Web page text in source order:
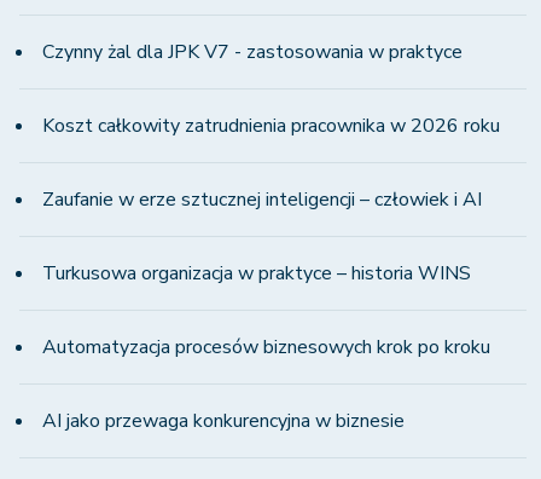
Czynny żal dla JPK V7 - zastosowania w praktyce
Koszt całkowity zatrudnienia pracownika w 2026 roku
Zaufanie w erze sztucznej inteligencji – człowiek i AI
Turkusowa organizacja w praktyce – historia WINS
Automatyzacja procesów biznesowych krok po kroku
AI jako przewaga konkurencyjna w biznesie